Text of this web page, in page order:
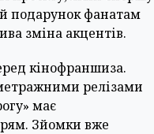
подарунок фанатам
зміна акцентів.
кінофраншиза.
релізами
має
Зйомки вже